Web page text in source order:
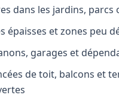
dans les jardins, parcs
épaisses et zones peu
garages et
de toit, balcons et